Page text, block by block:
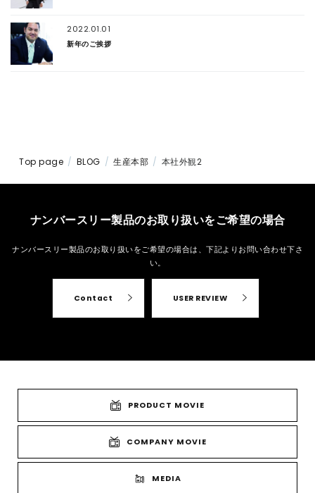
2022.01.01
新年のご挨拶
Top page BLOG 生産本部 本社外観2
ナンバースリー製品のお取り扱いをご希望の場合
ナンバースリー製品のお取り扱いをご希望の場合は、 下記よりお問い合わせ下さ
い。
Contact USER REVIEW
PRODUCT MOVIE
COMPANY MOVIE
MEDIA